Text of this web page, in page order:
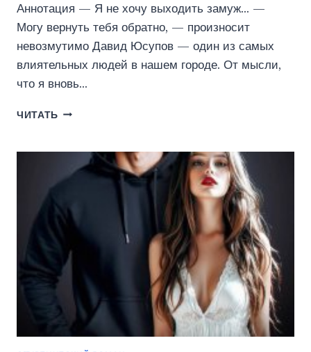
Аннотация — Я не хочу выходить замуж… —
Могу вернуть тебя обратно, — произносит
невозмутимо Давид Юсупов — один из самых
влиятельных людей в нашем городе. От мысли,
что я вновь…
ЧИТАТЬ ЗАМУЖ
АВТОРИТЕТА
(ОЛЬГА
ДЖОКЕР)